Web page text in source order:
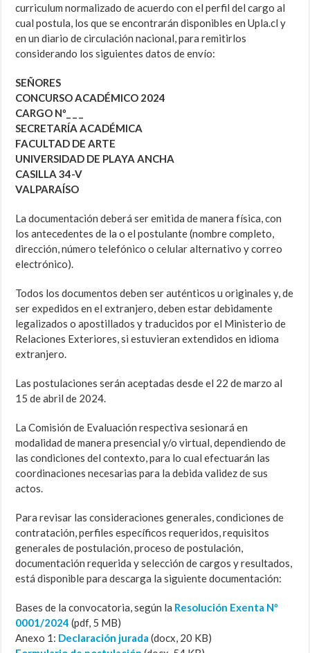
curriculum normalizado de acuerdo con el perfil del cargo al
cual postula, los que se encontrarán disponibles en Upla.cl y
en un diario de circulación nacional, para remitirlos
considerando los siguientes datos de envío:
SEÑORES
CONCURSO ACADÉMICO 2024
CARGO Nº_ _ _
SECRETARÍA ACADÉMICA
FACULTAD DE ARTE
UNIVERSIDAD DE PLAYA ANCHA
CASILLA 34-V
VALPARAÍSO
La documentación deberá ser emitida de manera física, con
los antecedentes de la o el postulante (nombre completo,
dirección, número telefónico o celular alternativo y correo
electrónico).
Todos los documentos deben ser auténticos u originales y, de
ser expedidos en el extranjero, deben estar debidamente
legalizados o apostillados y traducidos por el Ministerio de
Relaciones Exteriores, si estuvieran extendidos en idioma
extranjero.
Las postulaciones serán aceptadas desde el 22 de marzo al
15 de abril de 2024.
La Comisión de Evaluación respectiva sesionará en
modalidad de manera presencial y/o virtual, dependiendo de
las condiciones del contexto, para lo cual efectuarán las
coordinaciones necesarias para la debida validez de sus
actos.
Para revisar las consideraciones generales, condiciones de
contratación, perfiles específicos requeridos, requisitos
generales de postulación, proceso de postulación,
documentación requerida y selección de cargos y resultados,
está disponible para descarga la siguiente documentación:
Bases de la convocatoria, según la Resolución Exenta Nº
0001/2024 (pdf, 5 MB)
Anexo 1: Declaración jurada (docx, 20 KB)